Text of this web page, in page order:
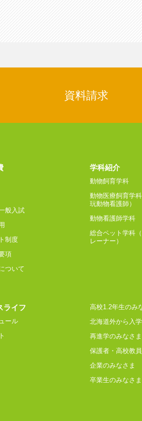
資料請求
般入試
制度
項
ついて
学科紹介
動物飼育学科
動物医療飼育学
玩動物看護師）
動物看護師学科
総合ペット学科
レーナー）
ライフ
ール
高校1.2年生のみ
北海道外から入
再進学のみなさま
保護者・高校教
企業のみなさま
卒業生のみなさま